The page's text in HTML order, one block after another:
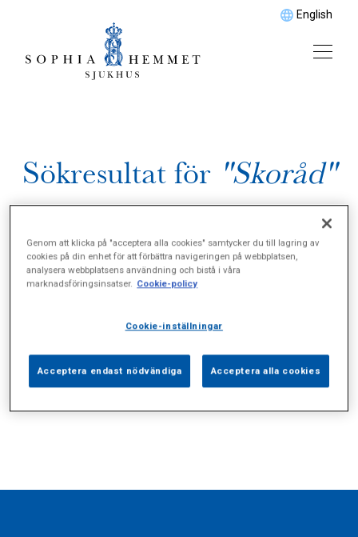
English
Sökresultat för "Skoråd"
Vårdgivare (0)
Genom att klicka på "acceptera alla cookies" samtycker du till lagring av
cookies på din enhet för att förbättra navigeringen på webbplatsen,
analysera webbplatsens användning och bistå i våra
marknadsföringsinsatser. Cookie-policy
Cookie-inställningar
Acceptera endast nödvändiga Acceptera alla cookies